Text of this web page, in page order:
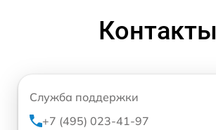
Контакты
Служба поддержки
+7 (495) 023-41-97